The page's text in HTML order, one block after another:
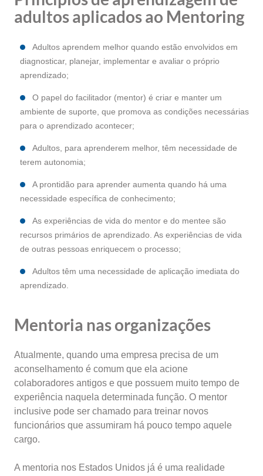
adultos aplicados ao Mentoring
Adultos aprendem melhor quando estão envolvidos em
diagnosticar, planejar, implementar e avaliar o próprio
aprendizado;
O papel do facilitador (mentor) é criar e manter um
ambiente de suporte, que promova as condições necessárias
para o aprendizado acontecer;
Adultos, para aprenderem melhor, têm necessidade de
terem autonomia;
A prontidão para aprender aumenta quando há uma
necessidade específica de conhecimento;
As experiências de vida do mentor e do mentee são
recursos primários de aprendizado. As experiências de vida
de outras pessoas enriquecem o processo;
Adultos têm uma necessidade de aplicação imediata do
aprendizado.
Mentoria nas organizações
Atualmente, quando uma empresa precisa de um
aconselhamento é comum que ela acione
colaboradores antigos e que possuem muito tempo de
experiência naquela determinada função. O mentor
inclusive pode ser chamado para treinar novos
funcionários que assumiram há pouco tempo aquele
cargo.
A mentoria nos Estados Unidos já é uma realidade